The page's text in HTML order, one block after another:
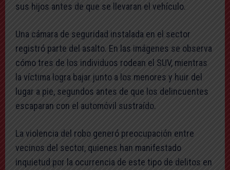
sus hijos antes de que se llevaran el vehículo.
Una cámara de seguridad instalada en el sector
registró parte del asalto. En las imágenes se observa
cómo tres de los individuos rodean el SUV, mientras
la víctima logra bajar junto a los menores y huir del
lugar a pie, segundos antes de que los delincuentes
escaparan con el automóvil sustraído.
La violencia del robo generó preocupación entre
vecinos del sector, quienes han manifestado
inquietud por la ocurrencia de este tipo de delitos en